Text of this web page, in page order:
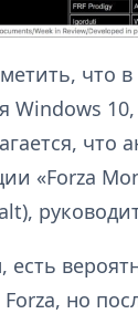
что
Windows
что
«Forza
есть
но